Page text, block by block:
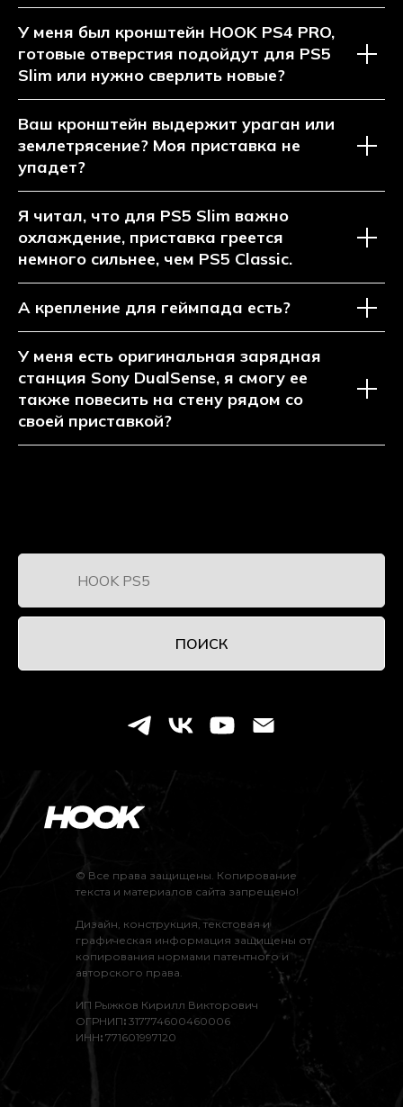
У меня был кронштейн HOOK PS4 PRO,
готовые отверстия подойдут для PS5
Slim или нужно сверлить новые?
Ваш кронштейн выдержит ураган или
землетрясение? Моя приставка не
упадет?
Я читал, что для PS5 Slim важно
охлаждение, приставка греется
немного сильнее, чем PS5 Classic.
А крепление для геймпада есть?
У меня есть оригинальная зарядная
станция Sony DualSense, я смогу ее
также повесить на стену рядом со
своей приставкой?
ПОИСК
© Все права защищены. Копирование
текста и материалов сайта запрещено!
Дизайн, конструкция, текстовая и
графическая информация защищены от
копирования нормами патентного и
авторского права.
ИП Рыжков Кирилл Викторович
ОГРНИП: 317774600460006
ИНН: 771601997120